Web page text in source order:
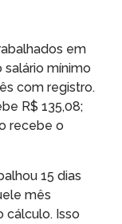
em
salário mínimo
com registro.
R$ 135,08;
recebe o
15 dias
mês
cálculo. Isso